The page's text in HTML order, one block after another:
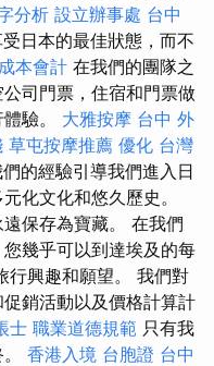
分析 設立辦事處 台中
日本的最佳狀態，而不
本會計 在我們的團隊之
司門票，住宿和門票做
驗。 大雅按摩 台中 外
草屯按摩推薦 優化 台灣
的經驗引導我們進入日
化文化和悠久歷史。
保存為寶藏。 在我們
幾乎可以到達埃及的每
行興趣和願望。 我們對
銷活動以及價格計算計
士 職業道德規範 只有我
香港入境 台胞證 台中